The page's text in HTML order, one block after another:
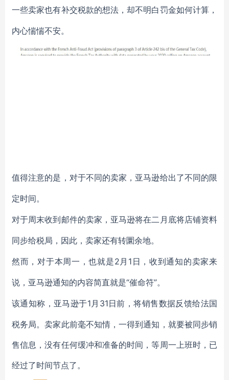
一些卖家也有补交税款的想法，却不明白罚金如何计算，
内心惴惴不安。
值得注意的是，对于不同的卖家，亚马逊给出了不同的限
定时间。
对于周末收到邮件的卖家，亚马逊将在二月底将店铺资料
同步给税局，因此，卖家还有转圜余地。
然而，对于本周一，也就是2月1日，收到通知的卖家来
说，亚马逊通知的内容简直就是“催命符”。
该通知称，亚马逊于1月31日前，将销售数据反馈给法国
税务局。卖家此前毫不知情，一得到通知，就要被同步销
售信息，没有任何缓冲和准备的时间，等周一上班时，已
经过了时间节点了。